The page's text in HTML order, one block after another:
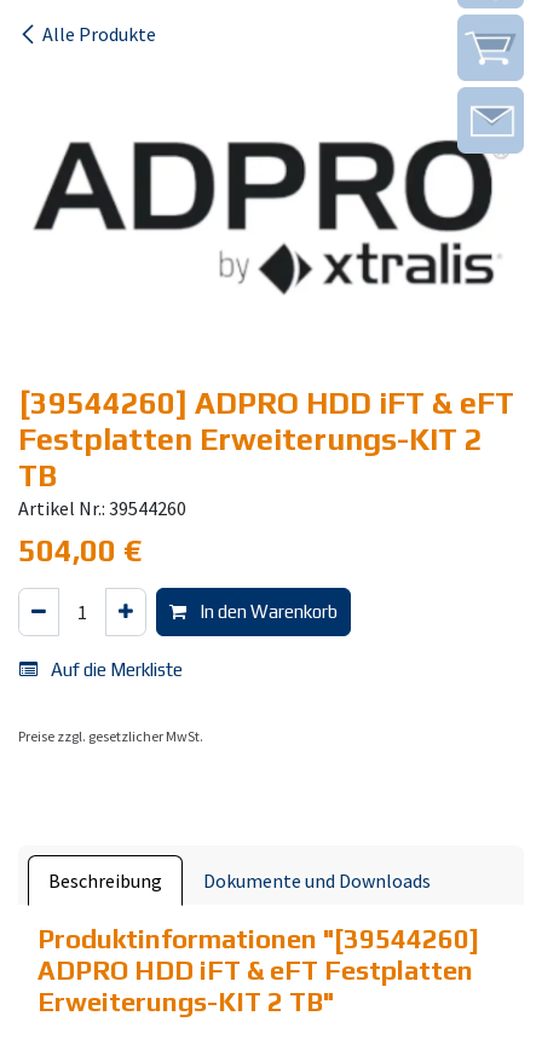
Alle Produkte
[39544260] ADPRO HDD iFT & eFT
Festplatten Erweiterungs-KIT 2
TB
Artikel Nr.: 39544260
504,00 €
In den Warenkorb
Auf die Merkliste
Preise zzgl. gesetzlicher MwSt.
Beschreibung Dokumente und Downloads
Produktinformationen "[39544260]
ADPRO HDD iFT & eFT Festplatten
Erweiterungs-KIT 2 TB"